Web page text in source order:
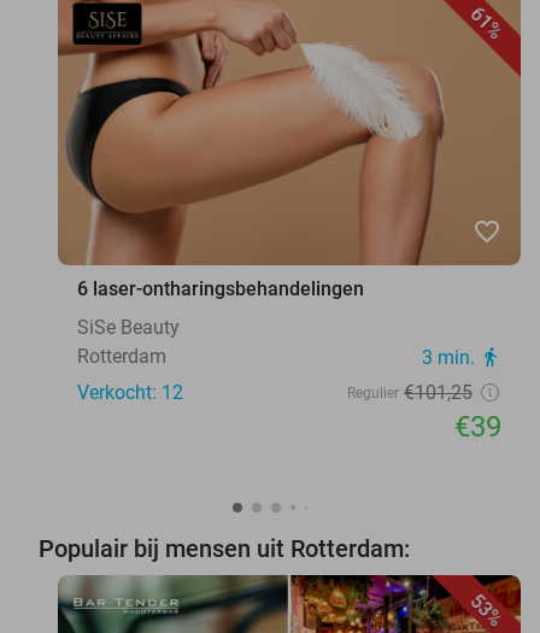
61%
favorite_border
6 laser-ontharingsbehandelingen
SiSe Beauty
Rotterdam
3 min. directions_walk
Verkocht: 12 Regulier €101,25
€39
Populair bij mensen uit Rotterdam:
53%